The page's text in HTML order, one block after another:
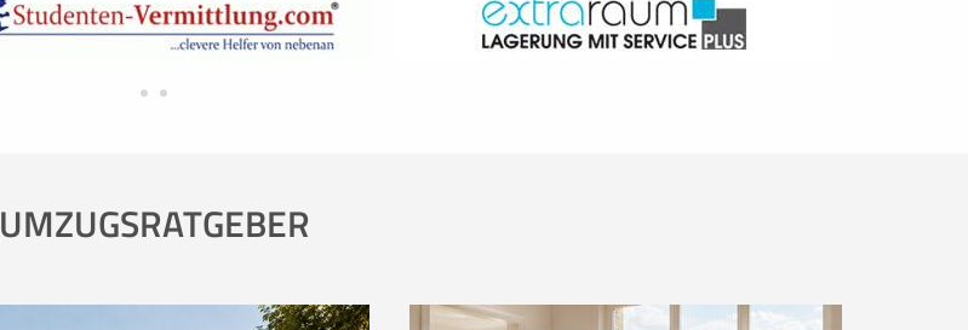
UMZUGSRATGEBER